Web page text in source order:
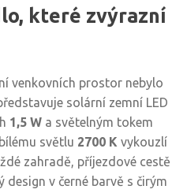
které zvýrazní
venkovních prostor nebylo
solární zemní LED
1,5 W a světelným tokem
světlu 2700 K vykouzlí
zahradě, příjezdové cestě
design v černé barvě s čirým